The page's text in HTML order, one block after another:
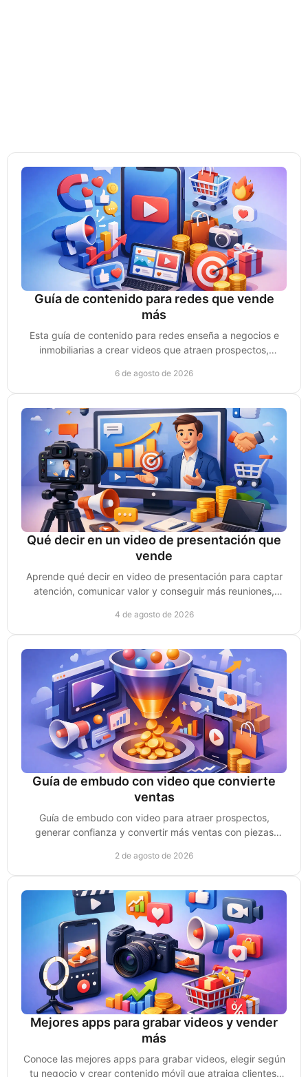
Guía de contenido para redes que vende
más
Esta guía de contenido para redes enseña a negocios e
inmobiliarias a crear videos que atraen prospectos,
6 de agosto de 2026
Qué decir en un video de presentación que
vende
Aprende qué decir en video de presentación para captar
atención, comunicar valor y conseguir más reuniones,
4 de agosto de 2026
Guía de embudo con video que convierte
ventas
Guía de embudo con video para atraer prospectos,
generar confianza y convertir más ventas con piezas
2 de agosto de 2026
Mejores apps para grabar videos y vender
más
Conoce las mejores apps para grabar videos, elegir según
tu negocio y crear contenido móvil que atraiga clientes,